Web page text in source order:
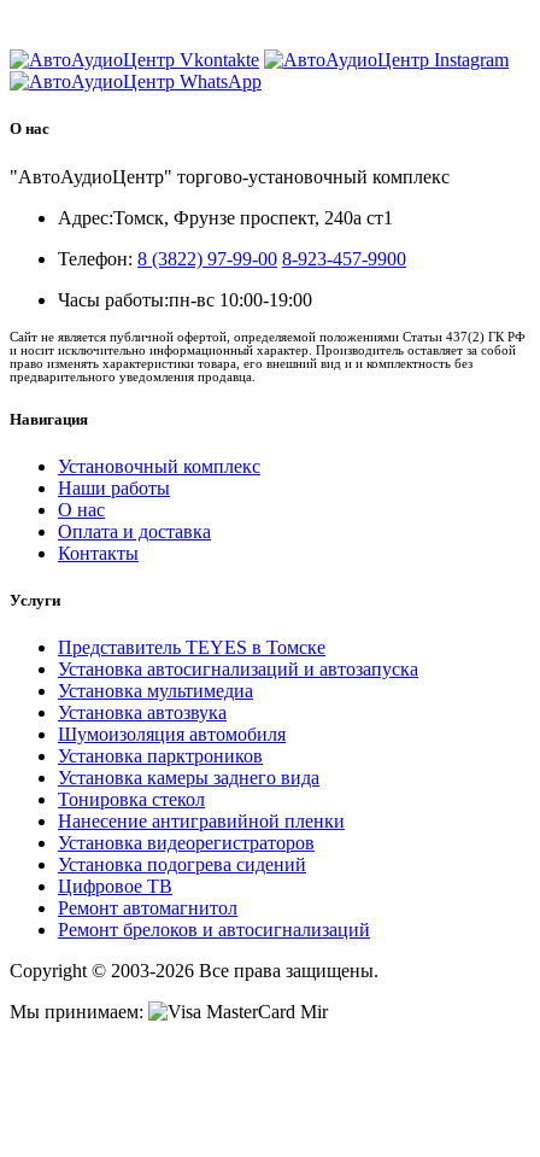
О нас
"АвтоАудиоЦентр" торгово-установочный комплекс
Адрес:Томск, Фрунзе проспект, 240а ст1
Телефон: 8 (3822) 97-99-00 8-923-457-9900
Часы работы:пн-вс 10:00-19:00
Сайт не является публичной офертой, определяемой положениями Статьи 437(2) ГК РФ
и носит исключительно информационный характер. Производитель оставляет за собой
право изменять характеристики товара, его внешний вид и и комплектность без
предварительного уведомления продавца.
Навигация
Установочный комплекс
Наши работы
О нас
Оплата и доставка
Контакты
Услуги
Представитель TEYES в Томске
Установка автосигнализаций и автозапуска
Установка мультимедиа
Установка автозвука
Шумоизоляция автомобиля
Установка парктроников
Установка камеры заднего вида
Тонировка стекол
Нанесение антигравийной пленки
Установка видеорегистраторов
Установка подогрева сидений
Цифровое ТВ
Ремонт автомагнитол
Ремонт брелоков и автосигнализаций
Copyright © 2003-2026 Все права защищены.
Мы принимаем: